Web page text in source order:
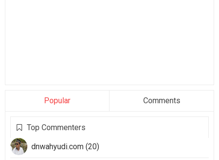
Popular Comments
Top Commenters
dnwahyudi.com (20)